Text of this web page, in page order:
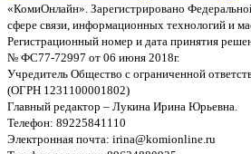
«КомиОнлайн». Зарегистрировано
сфере связи, информационных технологий и
Регистрационный номер и дата принятия
№ ФС77-72997 от 06 июня 2018г.
Учредитель Общество с ограниченной
(ОГРН 1231100001802)
Главный редактор – Лукина Ирина Юрьевна.
Телефон: 89225841110
Электронная почта: irina@komionline.ru